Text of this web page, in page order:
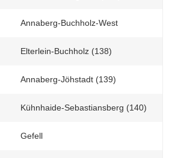
Annaberg-Buchholz-West
Elterlein-Buchholz (138)
Annaberg-Jöhstadt (139)
Kühnhaide-Sebastiansberg (140)
Gefell